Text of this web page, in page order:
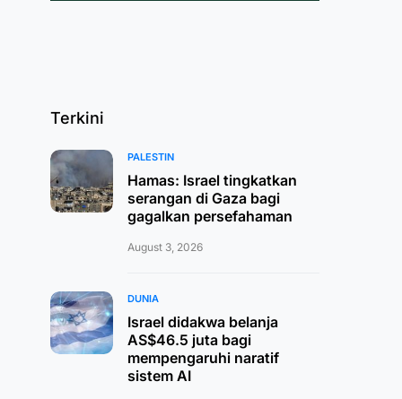
Terkini
PALESTIN
Hamas: Israel tingkatkan
serangan di Gaza bagi
gagalkan persefahaman
August 3, 2026
DUNIA
Israel didakwa belanja
AS$46.5 juta bagi
mempengaruhi naratif
sistem AI